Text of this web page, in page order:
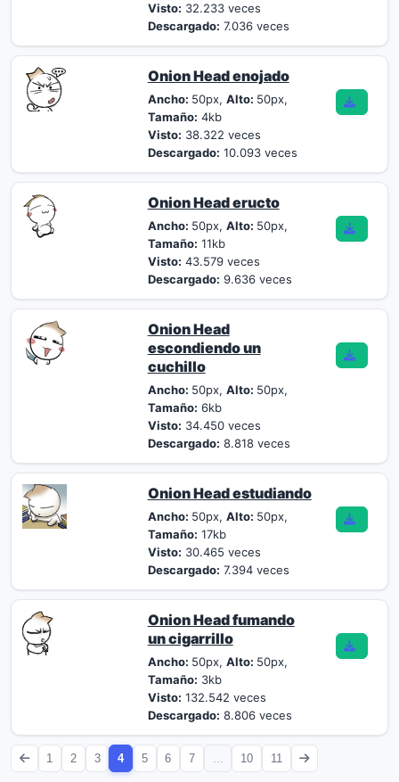
Visto: 32.233 veces
Descargado: 7.036 veces
Onion Head enojado
Ancho: 50px, Alto: 50px,
Tamaño: 4kb
Visto: 38.322 veces
Descargado: 10.093 veces
Onion Head eructo
Ancho: 50px, Alto: 50px,
Tamaño: 11kb
Visto: 43.579 veces
Descargado: 9.636 veces
Onion Head
escondiendo un
cuchillo
Ancho: 50px, Alto: 50px,
Tamaño: 6kb
Visto: 34.450 veces
Descargado: 8.818 veces
Onion Head estudiando
Ancho: 50px, Alto: 50px,
Tamaño: 17kb
Visto: 30.465 veces
Descargado: 7.394 veces
Onion Head fumando
un cigarrillo
Ancho: 50px, Alto: 50px,
Tamaño: 3kb
Visto: 132.542 veces
Descargado: 8.806 veces
1 2 3 4 5 6 7 10 11